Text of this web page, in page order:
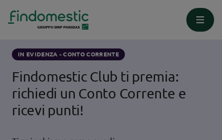
Homepage Conti e Carte
IN EVIDENZA - CONTO CORRENTE
Findomestic Club ti premia:
richiedi un Conto Corrente e
ricevi punti!